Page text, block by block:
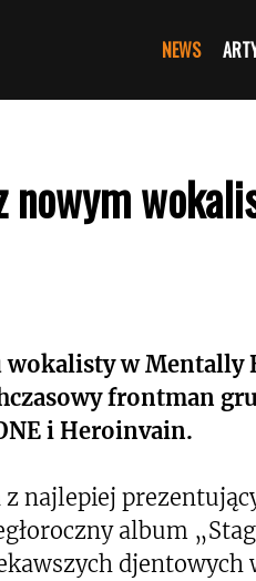
NEWS
w Mentally
frontman
i Heroinvain.
najlepiej
album
djentowych